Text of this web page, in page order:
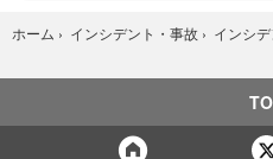
ホーム › インシデント・事故 › インシ